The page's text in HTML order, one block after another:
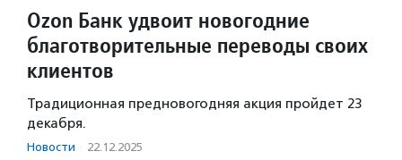
Ozon Банк удвоит новогодние
благотворительные переводы своих
клиентов
Традиционная предновогодняя акция пройдет 23
декабря.
Новости · 22.12.2025